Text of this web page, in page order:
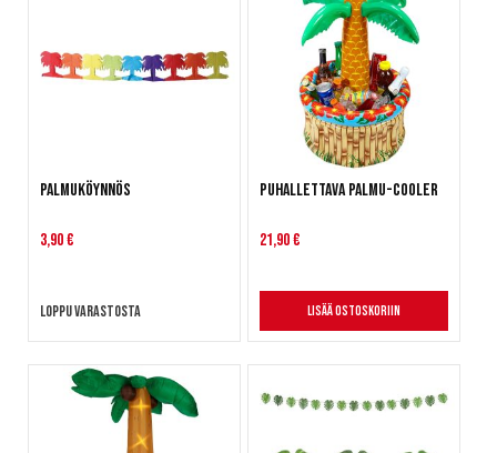
Palmuköynnös
3,90 €
Loppu varastosta
Puhallettava Palmu-cooler
21,90 €
Lisää ostoskoriin